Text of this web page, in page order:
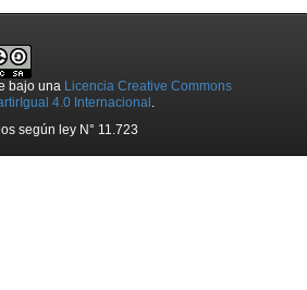
bajo una Licencia Creative Commons
4.0 Internacional .
según ley N° 11.723